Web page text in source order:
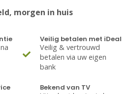
morgen in huis
Veilig betalen met iDeal
Veilig & vertrouwd
betalen via uw eigen
bank
Bekend van TV